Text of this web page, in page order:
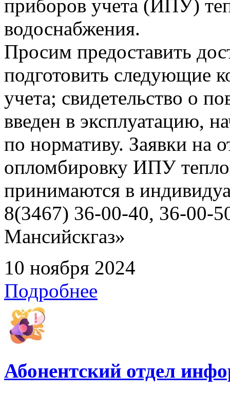
приборов учета (ИПУ)
водоснабжения.
Просим предоставить
подготовить следующие
учета; свидетельство о
введен в эксплуатацию,
по нормативу. Заявки на
опломбировку ИПУ
принимаются в
8(3467) 36-00-40, 36-
Мансийскгаз»
10 ноября 2024
Подробнее
Абонентский отдел